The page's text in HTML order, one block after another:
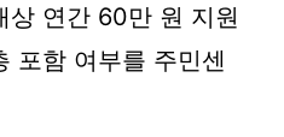
상 연간 60만 원 지원
포함 여부를 주민센